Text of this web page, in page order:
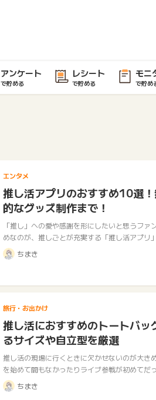
アンケート
で貯める
レシート
で貯める
モニ
で貯め
エンタメ
推し活アプリのおすすめ10選
的なグッズ制作まで！
「推し」への愛や感謝を形にしたいと思うフ
めなのが、推しごとが充実する「推し活アプリ
て内容や機能が違うため、どれを選べばいいか
で今…
ちまき
旅行・お出かけ
推し活におすすめのトートバ
るサイズや自立型を厳選
推し活の現場に行くときに欠かせないのが大き
を始めて間もなかったりライブ参戦が初めてだ
いいのか悩むこともあるでしょう。 そこで本記
選び…
ちまき